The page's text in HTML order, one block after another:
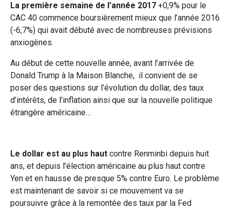
La première semaine de l’année 2017 +0,9% pour le
CAC 40 commence boursièrement mieux que l’année 2016
(-6,7%) qui avait débuté avec de nombreuses prévisions
anxiogènes.
Au début de cette nouvelle année, avant l’arrivée de
Donald Trump à la Maison Blanche, il convient de se
poser des questions sur l’évolution du dollar, des taux
d’intérêts, de l’inflation ainsi que sur la nouvelle politique
étrangère américaine…
Le dollar est au plus haut contre Renminbi depuis huit
ans, et depuis l’élection américaine au plus haut contre
Yen et en hausse de presque 5% contre Euro. Le problème
est maintenant de savoir si ce mouvement va se
poursuivre grâce à la remontée des taux par la Fed